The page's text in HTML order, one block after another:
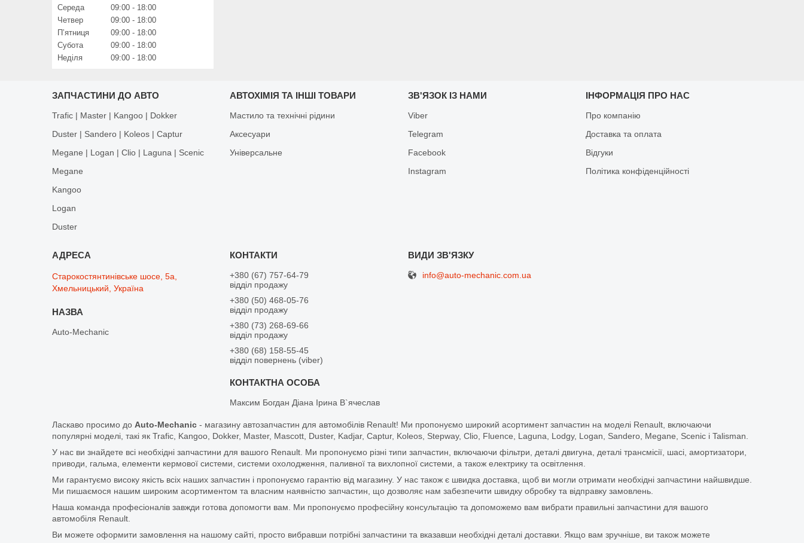
Середа
09:00
18:00
Четвер
09:00
18:00
Пʼятниця
09:00
18:00
Субота
09:00
18:00
Неділя
09:00 18:00
ЗАПЧАСТИНИ ДО АВТО
Trafic | Master | Kangoo | Dokker
Duster | Sandero | Koleos | Captur
Megane | Logan | Clio | Laguna | Scenic
Megane
Kangoo
Logan
Duster
АВТОХІМІЯ ТА ІНШІ ТОВАРИ
Мастило та технічні рідини
Аксесуари
Універсальне
ЗВ'ЯЗОК ІЗ НАМИ
Viber
Telegram
Facebook
Іnstagram
ІНФОРМАЦІЯ ПРО НАС
Про компанію
Доставка та оплата
Відгуки
Політика конфіденційності
Старокостянтинівське шосе, 5а,
Хмельницький, Україна
Auto-Mechanic
+380 (67) 757-64-79
відділ продажу
+380 (50) 468-05-76
відділ продажу
+380 (73) 268-69-66
відділ продажу
+380 (68) 158-55-45
відділ повернень (viber)
Максим Богдан Діана Ірина В`ячеслав
info@auto-mechanic.com.ua
Ласкаво просимо до Auto-Mechanic - магазину автозапчастин для автомобілів Renault! Ми пропонуємо широкий асортимент запчастин на моделі Renault, включаючи
популярні моделі, такі як Trafic, Kangoo, Dokker, Master, Mascott, Duster, Kadjar, Captur, Koleos, Stepway, Clio, Fluence, Laguna, Lodgy, Logan, Sandero, Megane, Scenic і Talisman.
У нас ви знайдете всі необхідні запчастини для вашого Renault. Ми пропонуємо різні типи запчастин, включаючи фільтри, деталі двигуна, деталі трансмісії, шасі, амортизатори,
приводи, гальма, елементи кермової системи, системи охолодження, паливної та вихлопної системи, а також електрику та освітлення.
Ми гарантуємо високу якість всіх наших запчастин і пропонуємо гарантію від магазину. У нас також є швидка доставка, щоб ви могли отримати необхідні запчастини найшвидше.
Ми пишаємося нашим широким асортиментом та власним наявністю запчастин, що дозволяє нам забезпечити швидку обробку та відправку замовлень.
Наша команда професіоналів завжди готова допомогти вам. Ми пропонуємо професійну консультацію та допоможемо вам вибрати правильні запчастини для вашого
автомобіля Renault.
Ви можете оформити замовлення на нашому сайті, просто вибравши потрібні запчастини та вказавши необхідні деталі доставки. Якщо вам зручніше, ви також можете